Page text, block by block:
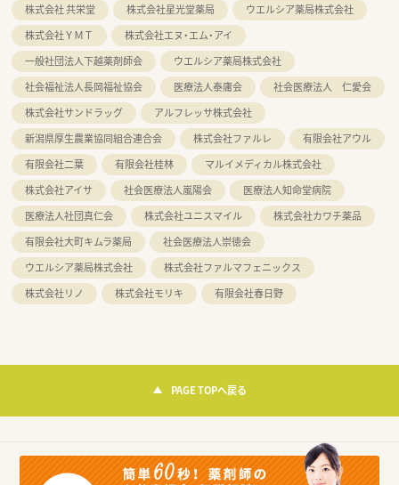
株式会社 共栄堂 株式会社星光堂薬局
ウエルシア薬局株式会社
株式会社ＹＭＴ
株式会社エヌ・エム・アイ
一般社団法人下越薬剤師会
ウエルシア薬局株式会社
社会福祉法人長岡福祉協会
医療法人泰庸会
社会医療法人 仁愛会
株式会社サンドラッグ
アルフレッサ株式会社
新潟県厚生農業協同組合連合会
株式会社ファルレ
有限会社アウル
有限会社二葉
有限会社桂林
マルイメディカル株式会社
株式会社アイサ
社会医療法人嵐陽会
医療法人知命堂病院
医療法人社団真仁会
株式会社ユニスマイル
株式会社カワチ薬品
有限会社大町キムラ薬局
社会医療法人崇徳会
ウエルシア薬局株式会社
株式会社ファルマフェニックス
株式会社リノ
株式会社モリキ 有限会社春日野
PAGE TOPへ戻る